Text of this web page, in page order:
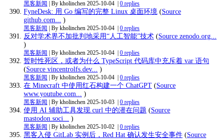
黑客新闻 | By kholinchen 2025-10-04 0 replies
FyneDesk: 用 Go 编写的完整 Linux 桌面环境 (Source
github.com... )
黑客新闻 | By kholinchen 2025-10-04 0 replies
反对学术界不加批判地采用“人工智能”技术 (Source zenodo.org...
)
黑客新闻 | By kholinchen 2025-10-04 0 replies
暂时性死区，或者为什么 TypeScript 代码库中充斥着 var 语句
(Source vincentrolfs.dev... )
黑客新闻 | By kholinchen 2025-10-04 0 replies
在 Minecraft 中使用红石构建一个 ChatGPT (Source
www.youtube.com... )
黑客新闻 | By kholinchen 2025-10-03 0 replies
使用 AI 辅助工具发现 curl 中的潜在问题 (Source
mastodon.soci... )
黑客新闻 | By kholinchen 2025-10-02 0 replies
黑客入侵 GitLab 实例后，Red Hat 确认发生安全事件 (Source